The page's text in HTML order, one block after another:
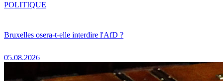
Bruxelles osera-t-elle interdire l'AfD ?
05.08.2026
POLITIQUE